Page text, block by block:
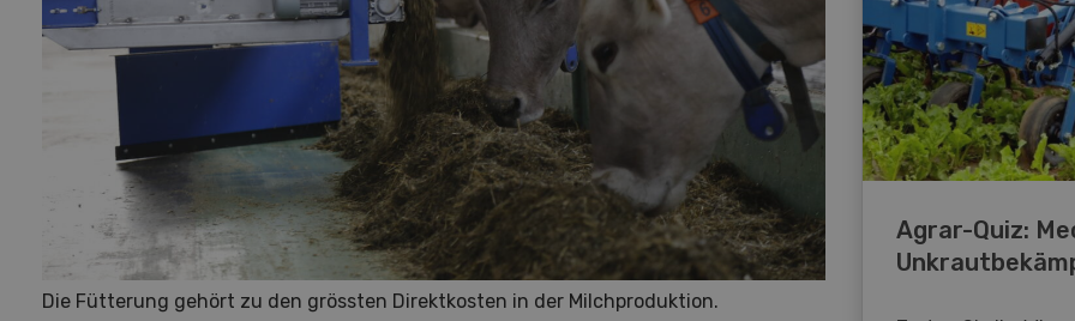
Die Fütterung gehört zu den grössten Direktkosten in der Milchproduktion.
Agrar-Quiz: